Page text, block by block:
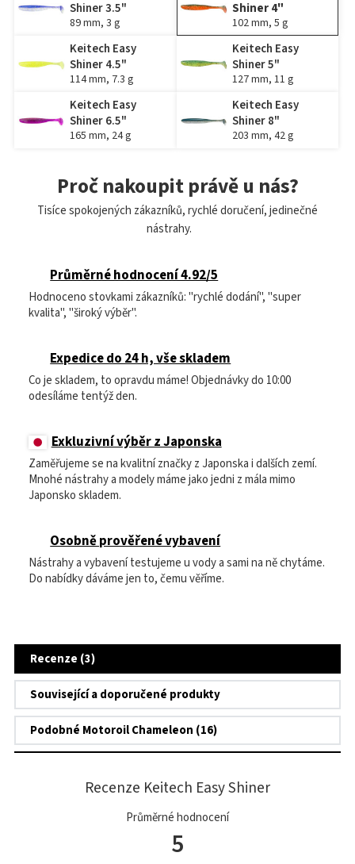
Shiner 3.5"
89 mm, 3 g
Shiner 4"
102 mm, 5 g
Keitech Easy
Shiner 4.5"
114 mm, 7.3 g
Keitech Easy
Shiner 5"
127 mm, 11 g
Keitech Easy
Shiner 6.5"
165 mm, 24 g
Keitech Easy
Shiner 8"
203 mm, 42 g
Proč nakoupit právě u nás?
Tisíce spokojených zákazníků, rychlé doručení, jedinečné
nástrahy.
Průměrné hodnocení 4.92/5
Hodnoceno stovkami zákazníků: "rychlé dodání", "super
kvalita", "široký výběr".
Expedice do 24 h, vše skladem
Co je skladem, to opravdu máme! Objednávky do 10:00
odesíláme tentýž den.
Exkluzivní výběr z Japonska
Zaměřujeme se na kvalitní značky z Japonska i dalších zemí.
Mnohé nástrahy a modely máme jako jedni z mála mimo
Japonsko skladem.
Osobně prověřené vybavení
Nástrahy a vybavení testujeme u vody a sami na ně chytáme.
Do nabídky dáváme jen to, čemu věříme.
Recenze (3)
Související a doporučené produkty
Podobné Motoroil Chameleon (16)
Recenze Keitech Easy Shiner
Průměrné hodnocení
5